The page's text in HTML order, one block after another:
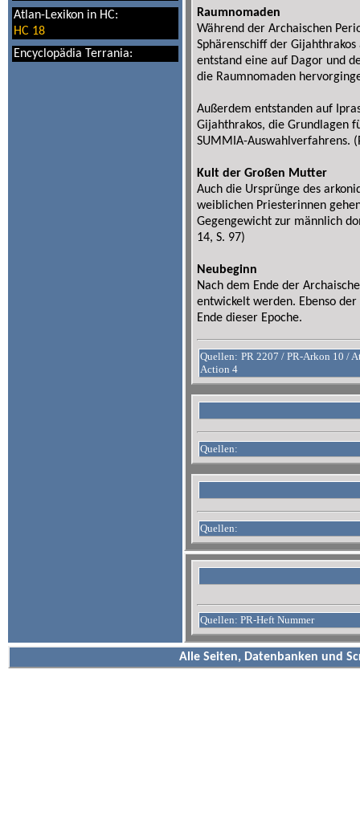
Atlan-Lexikon in HC:
HC 18
Encyclopädia Terrania:
Raumnomaden
Während der Archaischen
Sphärenschiff der
entstand eine auf Dagor und
die Raumnomaden
Außerdem entstanden auf
Gijahthrakos, die Grundlagen
SUMMIA-Auswahlverfahrens.
Kult der Großen Mutter
Auch die Ursprünge des
weiblichen Priesterinnen
Gegengewicht zur männlich
14, S. 97)
Neubeginn
Nach dem Ende der
entwickelt werden. Ebenso
Ende dieser Epoche.
Quellen: PR 2207 / PR-Arkon 10 /
Action 4
Quellen:
Quellen:
Quellen: PR-Heft Nummer
Alle Seiten, Datenbanken und